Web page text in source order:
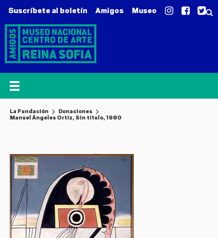
Suscríbete al boletín Amigos Museo
La Fundación
Donaciones
Manuel Ángeles Ortiz, Sin título, 1980